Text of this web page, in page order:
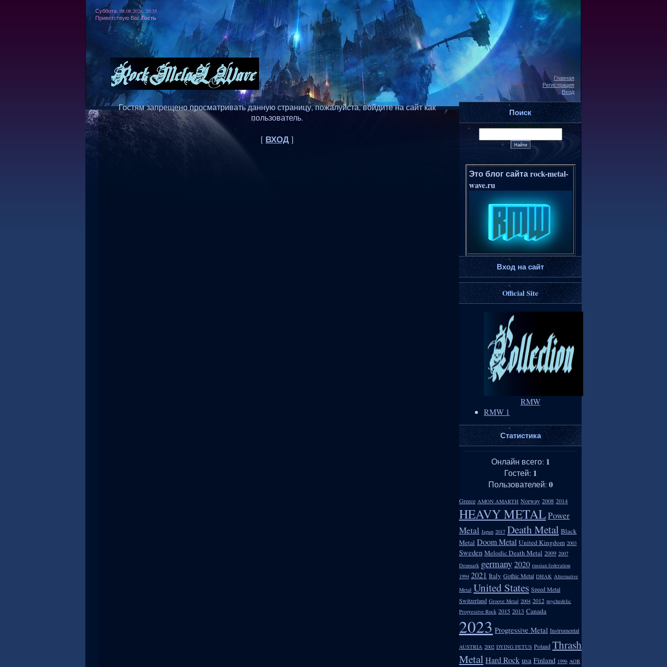
Суббота, 08.08.2026, 20:35
Приветствую Вас Гость
Главная
Регистрация
Вход
Гостям запрещено просматривать данную страницу, пожалуйста, войдите на сайт как
пользователь.
[ ВХОД]
Поиск
Это блог сайта rock-metal-
wave.ru
Вход на сайт
Official Site
RMW
RMW 1
Статистика
Онлайн всего: 1
Гостей: 1
Пользователей: 0
Greece AMON AMARTH Norway 2008 2014
HEAVY METALPower
Metal Japan 2017 Death Metal Black
Metal Doom Metal United Kingdom 2003
Sweden Melodic Death Metal 2009 2007
Denmark germany2020 russian federation
1994 2021 Italy Gothic Metal DHAK Alternative
Metal United States Speed Metal
Switzerland Groove Metal 2004 2012 psychedelic
Progressive Rock 2015 2013 Canada
2023 Progressive Metal Instrumental
AUSTRIA 2002 DYING FETUS Poland Thrash
MetalHard Rock usa Finland 1996 AOR